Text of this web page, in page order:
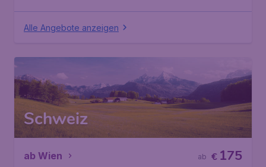
Alle Angebote anzeigen
Schweiz
ab Wien € 175
ab